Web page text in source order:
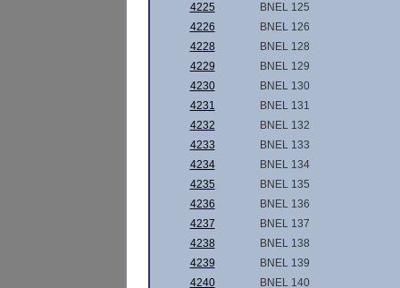
4225
BNEL 125
4226
BNEL 126
4228
BNEL 128
4229
BNEL 129
4230
BNEL 130
4231
BNEL 131
4232
BNEL 132
4233
BNEL 133
4234
BNEL 134
4235
BNEL 135
4236
BNEL 136
4237
BNEL 137
4238
BNEL 138
4239
BNEL 139
4240
BNEL 140